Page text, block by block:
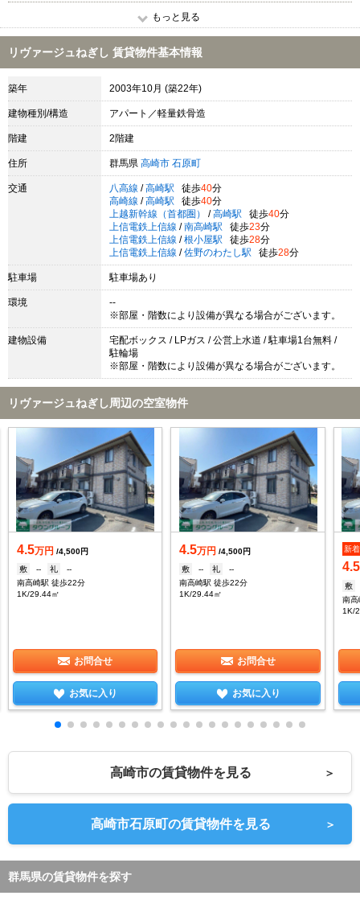
もっと見る
リヴァージュねぎし 賃貸物件基本情報
築年 2003年10月 (築22年)
建物種別/構造 アパート／軽量鉄骨造
階建 2階建
住所 群馬県 高崎市 石原町
交通 八高線 / 高崎駅 徒歩40分
高崎線 / 高崎駅 徒歩40分
上越新幹線（首都圏）
/ 高崎駅 徒歩40分
上信電鉄上信線 / 南高崎駅 徒歩23分
上信電鉄上信線 / 根小屋駅 徒歩28分
上信電鉄上信線 / 佐野のわたし駅 徒歩28分
駐車場 駐車場あり
環境
--
※部屋・階数により設備が異なる場合がございます。
建物設備
宅配ボックス / LPガス / 公営上水道 / 駐車場1台無料 /
駐輪場
※部屋・階数により設備が異なる場合がございます。
リヴァージュねぎし周辺の空室物件
4.5万円 /4,500円
敷
-- 礼
--
南高崎駅 徒歩22分
1K/29.44㎡
お問合せ
お気に入り
4.5万円 /4,500円
敷
-- 礼
--
南高崎駅 徒歩22分
1K/29.44㎡
お問合せ
お気に入り
新着
4.5
敷
南
1K/
高崎市の賃貸物件を見る ＞
高崎市石原町の賃貸物件を見る ＞
群馬県の賃貸物件を探す